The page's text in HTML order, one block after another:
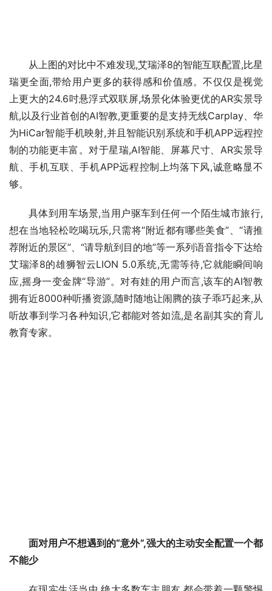
从上图的对比中不难发现,艾瑞泽8的智能互联配置,比星
瑞更全面,带给用户更多的获得感和价值感。不仅仅是视觉
上更大的24.6吋悬浮式双联屏,场景化体验更优的AR实景导
航,以及行业首创的AI智教,更重要的是支持无线Carplay、华
为HiCar智能手机映射,并且智能识别系统和手机APP远程控
制的功能更丰富。对于星瑞,AI智能、屏幕尺寸、AR实景导
航、手机互联、手机APP远程控制上均落下风,诚意略显不
够。
具体到用车场景,当用户驱车到任何一个陌生城市旅行,
想在当地轻松吃喝玩乐,只需将“附近都有哪些美食”、“请推
荐附近的景区”、“请导航到目的地”等一系列语音指令下达给
艾瑞泽8的雄狮智云LION 5.0系统,无需等待,它就能瞬间响
应,摇身一变金牌“导游”。对有娃的用户而言,该车的AI智教
拥有近8000种听播资源,随时随地让闹腾的孩子乖巧起来,从
听故事到学习各种知识,它都能对答如流,是名副其实的育儿
教育专家。
面对用户不想遇到的“意外”,强大的主动安全配置一个都
不能少